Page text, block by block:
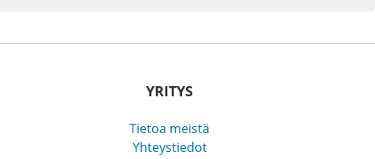
YRITYS
Tietoa meistä
Yhteystiedot